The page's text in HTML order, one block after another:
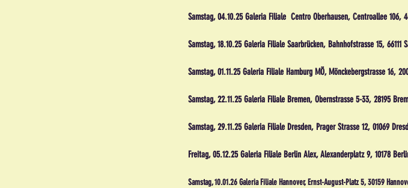
Samstag, 04.10.25 Galeria Filiale Centro Oberhausen, Centroallee 106,
Samstag, 18.10.25 Galeria Filiale Saarbrücken, Bahnhofstrasse 15,
Samstag, 01.11.25 Galeria Filiale Hamburg MÖ, Mönckebergstrasse
Samstag, 22.11.25 Galeria Filiale Bremen, Obernstrasse 5-33,
Samstag, 29.11.25 Galeria Filiale Dresden, Prager Strasse 12,
Freitag, 05.12.25 Galeria Filiale Berlin Alex, Alexanderplatz
Samstag, 10.01.26 Galeria Filiale Hannover, Ernst-August-Platz 5,